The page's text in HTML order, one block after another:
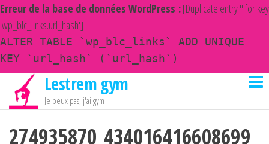
Erreur de la base de données WordPress :[Duplicate entry '' for key
'wp_blc_links.url_hash']
ALTER TABLE `wp_blc_links` ADD UNIQUE
KEY `url_hash` (`url_hash`)
Passer
contenu
Lestrem gym
Je peux pas, j'ai gym
274935870_434016416608699